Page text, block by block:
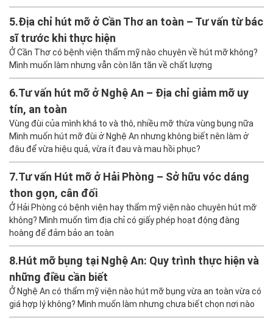
5.Địa chỉ hút mỡ ở Cần Thơ an toàn – Tư vấn từ bác
sĩ trước khi thực hiện
Ở Cần Thơ có bệnh viện thẩm mỹ nào chuyên về hút mỡ không?
Mình muốn làm nhưng vẫn còn lăn tăn về chất lượng
6.Tư vấn hút mỡ ở Nghệ An – Địa chỉ giảm mỡ uy
tín, an toàn
Vùng đùi của mình khá to và thô, nhiều mỡ thừa vùng bụng nữa
Mình muốn hút mỡ đùi ở Nghệ An nhưng không biết nên làm ở
đâu để vừa hiệu quả, vừa ít đau và mau hồi phục?
7.Tư vấn Hút mỡ ở Hải Phòng – Sở hữu vóc dáng
thon gọn, cân đối
Ở Hải Phòng có bệnh viện hay thẩm mỹ viện nào chuyên hút mỡ
không? Mình muốn tìm địa chỉ có giấy phép hoạt động đàng
hoàng để đảm bảo an toàn
8.Hút mỡ bụng tại Nghệ An: Quy trình thực hiện và
những điều cần biết
Ở Nghệ An có thẩm mỹ viện nào hút mỡ bụng vừa an toàn vừa có
giá hợp lý không? Mình muốn làm nhưng chưa biết chọn nơi nào